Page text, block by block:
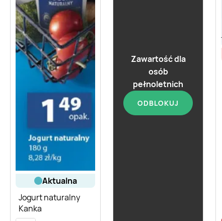
aktualna
Jogurt naturalny
Kanka
Zawartość dla
osób
pełnoletnich
ODBLOKUJ
aktualna
Jogurt pitny
naturalny Mlekovita
Polski